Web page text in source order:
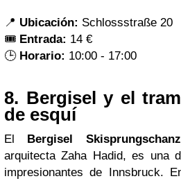
📍 Ubicación: Schlossstraße 20
🎟️ Entrada: 14 €
🕒 Horario: 10:00 - 17:00
8. Bergisel y el
de esquí
El Bergisel
arquitecta Zaha Hadid, es una
impresionantes de Innsbruck.